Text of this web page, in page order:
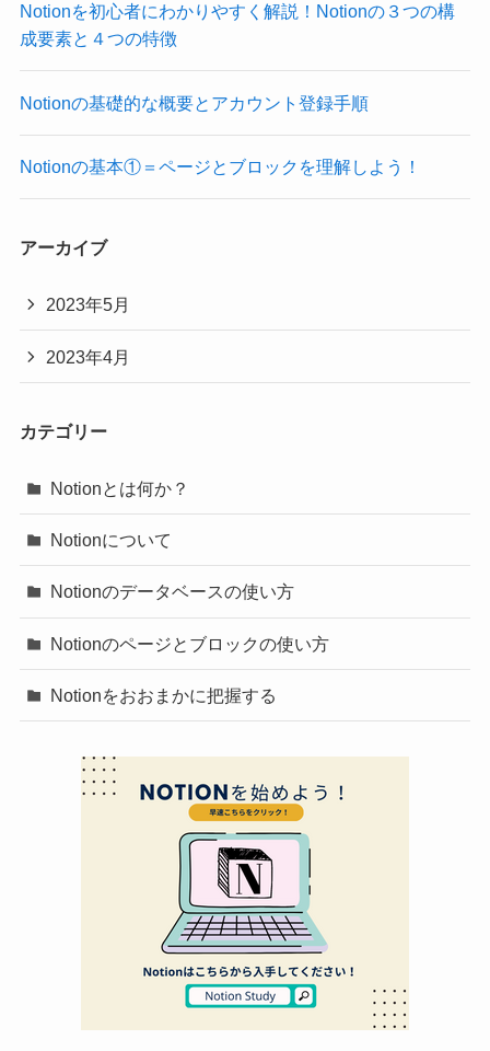
Notionを初心者にわかりやすく解説！Notionの３つの構
成要素と４つの特徴
Notionの基礎的な概要とアカウント登録手順
Notionの基本①＝ページとブロックを理解しよう！
アーカイブ
2023年5月
2023年4月
カテゴリー
Notionとは何か？
Notionについて
Notionのデータベースの使い方
Notionのページとブロックの使い方
Notionをおおまかに把握する